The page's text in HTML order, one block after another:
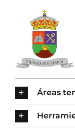
contenido
Áreas